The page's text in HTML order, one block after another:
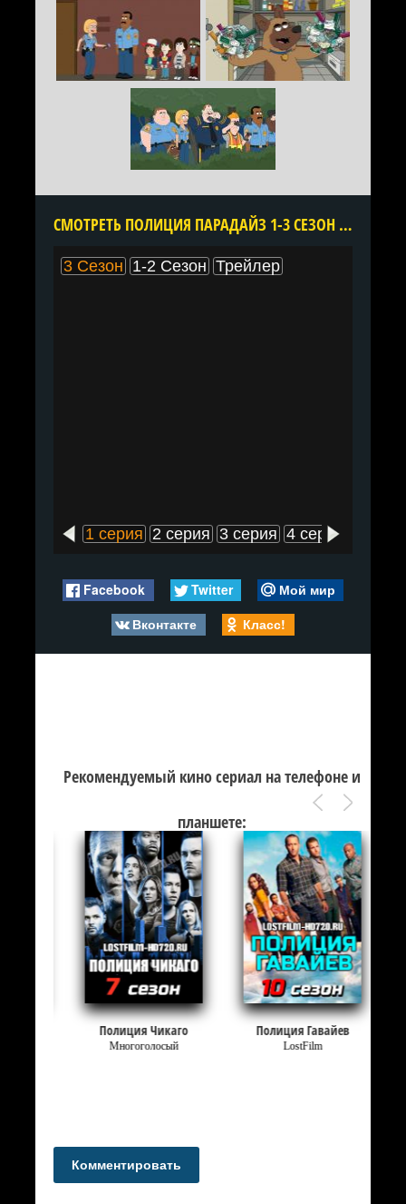
CМОТРЕТЬ ПОЛИЦИЯ ПАРАДАЙЗ 1-3 СЕЗОН ОНЛАЙН В ХОРОШЕМ КАЧЕСТВЕ ВСЕ СЕРИИ ПОДРЯД БЕСПЛАТНО
3 Сезон 1-2 Сезон Трейлер
1 серия 2 серия 3 серия 4 серия
Facebook Twitter
Мой мир
Вконтакте
Класс!
Рекомендуемый кино сериал на телефоне и
планшете:
Полиция Чикаго
Многоголосый
Полиция Гавайев
LostFilm
Комментировать